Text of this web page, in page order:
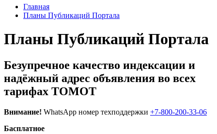
Главная
Планы Публикаций Портала
Планы Публикаций Портала
Безупречное качество индексации и
надёжный адрес объявления во всех
тарифах ТОМОТ
Внимание! WhatsApp номер техподдержки +7-800-200-33-06
Басплатное